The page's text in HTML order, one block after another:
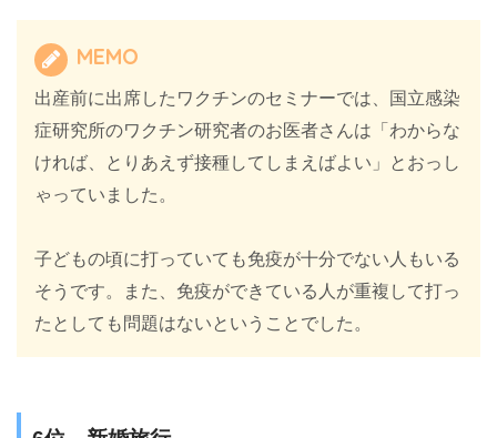
MEMO
出産前に出席したワクチンのセミナーでは、国立感染
症研究所のワクチン研究者のお医者さんは「わからな
ければ、とりあえず接種してしまえばよい」とおっし
ゃっていました。
子どもの頃に打っていても免疫が十分でない人もいる
そうです。また、免疫ができている人が重複して打っ
たとしても問題はないということでした。